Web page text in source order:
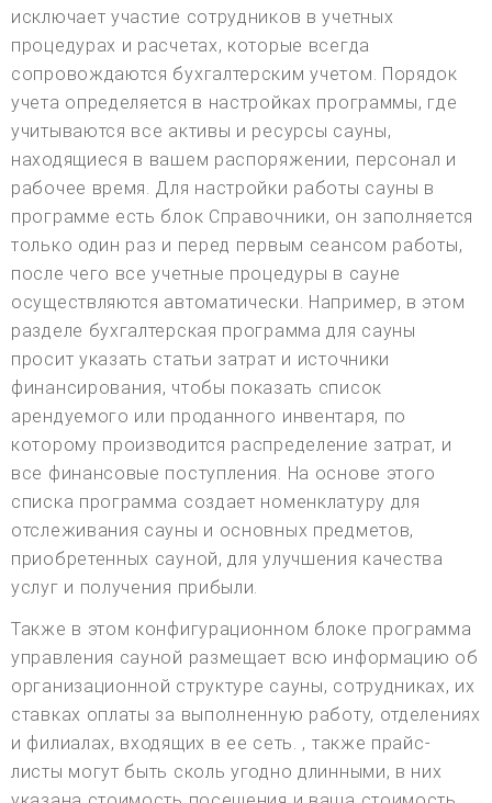
исключает участие сотрудников в учетных
процедурах и расчетах, которые всегда
сопровождаются бухгалтерским учетом. Порядок
учета определяется в настройках программы, где
учитываются все активы и ресурсы сауны,
находящиеся в вашем распоряжении, персонал и
рабочее время. Для настройки работы сауны в
программе есть блок Справочники, он заполняется
только один раз и перед первым сеансом работы,
после чего все учетные процедуры в сауне
осуществляются автоматически. Например, в этом
разделе бухгалтерская программа для сауны
просит указать статьи затрат и источники
финансирования, чтобы показать список
арендуемого или проданного инвентаря, по
которому производится распределение затрат, и
все финансовые поступления. На основе этого
списка программа создает номенклатуру для
отслеживания сауны и основных предметов,
приобретенных сауной, для улучшения качества
услуг и получения прибыли.
Также в этом конфигурационном блоке программа
управления сауной размещает всю информацию об
организационной структуре сауны, сотрудниках, их
ставках оплаты за выполненную работу, отделениях
и филиалах, входящих в ее сеть. , также прайс-
листы могут быть сколь угодно длинными, в них